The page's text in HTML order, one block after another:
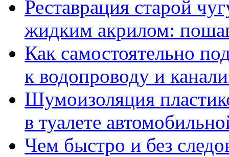
Реставрация старой
жидким акрилом:
Как самостоятельно
к водопроводу и
Шумоизоляция
в туалете
Чем быстро и без